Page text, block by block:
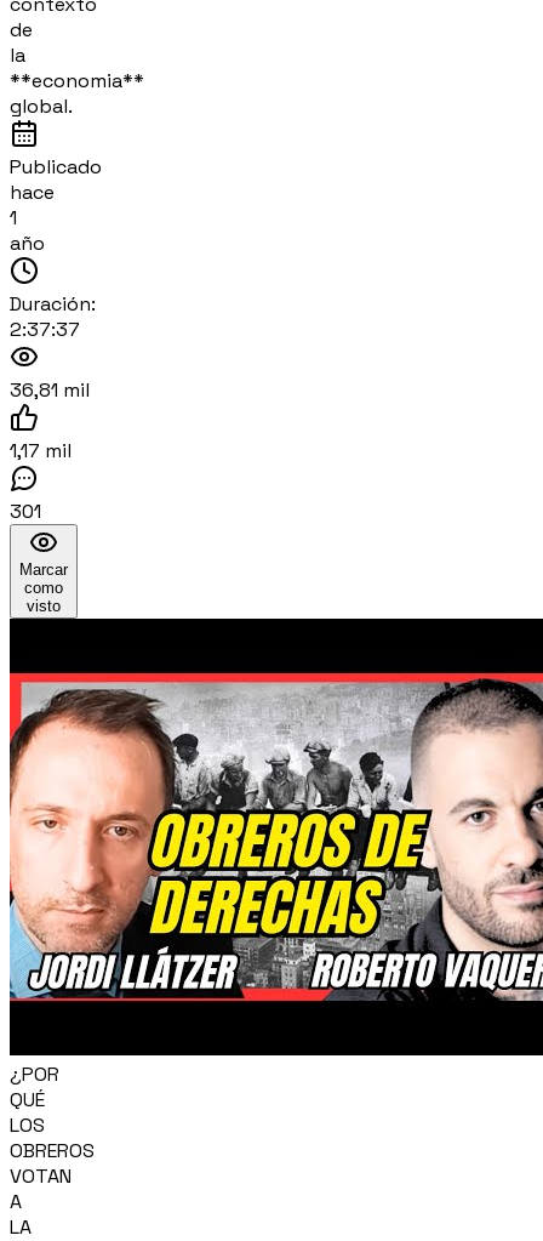
de
la
**economia**
global.
Publicado
hace
1
año
Duración:
2:37:37
36,81 mil
1,17 mil
301
Marcar
como
visto
¿POR
QUÉ
LOS
OBREROS
VOTAN
A
LA